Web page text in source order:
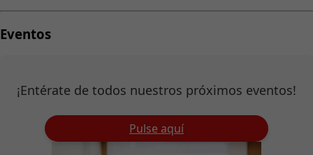
Eventos
¡Entérate de todos nuestros próximos eventos!
Pulse aquí